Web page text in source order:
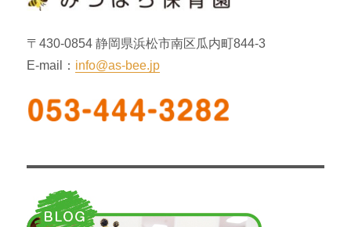
ン
〒430-0854 静岡県浜松市南区瓜内町844-3
E-mail： info@as-bee.jp